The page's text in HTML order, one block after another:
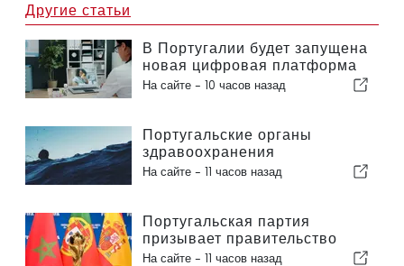
Другие статьи
В Португалии будет запущена
новая цифровая платформа
в сфере здравоохранения
На сайте - 10 часов назад
Португальские органы
здравоохранения
предупреждают об опасности
На сайте - 11 часов назад
Португальская партия
призывает правительство
пересмотреть решение о
На сайте - 11 часов назад